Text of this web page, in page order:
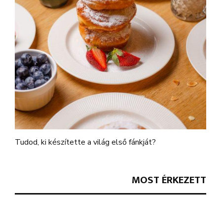
Tudod, ki készítette a világ első fánkját?
MOST ÉRKEZETT